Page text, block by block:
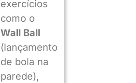
exercícios
como o
Wall Ball
(lançamento
de bola na
parede),